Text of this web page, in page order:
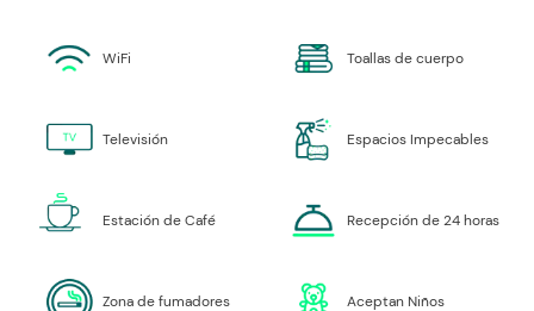
WiFi Toallas de cuerpo
Televisión Espacios Impecables
Estación de Café Recepción de 24 horas
Zona de fumadores Aceptan Niños